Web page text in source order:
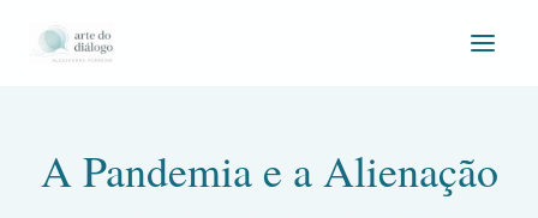
A Pandemia e a Alienação